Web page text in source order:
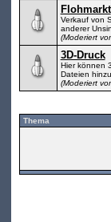
Flohmarkt
Verkauf von
anderer
(Moderiert
3D-Druck
Hier können
Dateien
(Moderiert
Thema